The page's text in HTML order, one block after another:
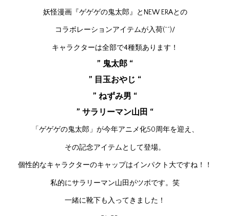
妖怪漫画『ゲゲゲの鬼太郎』とNEW ERAとの
コラボレーションアイテムが入荷(^^)/
キャラクターは全部で4種類あります！
” 鬼太郎 “
” 目玉おやじ “
” ねずみ男 “
” サラリーマン山田 “
「ゲゲゲの鬼太郎」が今年アニメ化50周年を迎え、
その記念アイテムとして登場。
個性的なキャラクターのキャップはインパクト大ですね！！
私的にサラリーマン山田がツボです。笑
一緒に靴下も入ってきました！